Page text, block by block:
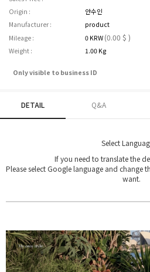
Origin :
안수인
Manufacturer :
product
Mileage :
0 KRW (0.00 $ )
Weight : 1.00 Kg
Only visible to business ID
DETAIL Q&A
Select
If you need to translate the
Please select Google language and change
want.